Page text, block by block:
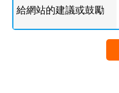
給網站的建議或鼓勵